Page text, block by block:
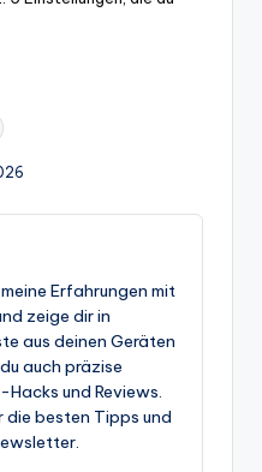
Erfahrungen mit
zeige dir in
aus deinen Geräten
auch präzise
und Reviews.
besten Tipps und